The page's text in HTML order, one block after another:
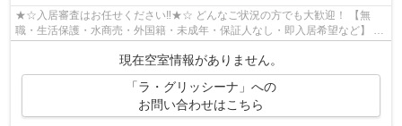
★☆入居審査はお任せください‼★☆ どんなご状況の方でも大歓迎！ 【無
職・生活保護・水商売・外国籍・未成年・保証人なし・即入居希望など】 ネ
現在空室情報がありません。
「ラ・グリッシーナ」への
お問い合わせはこちら